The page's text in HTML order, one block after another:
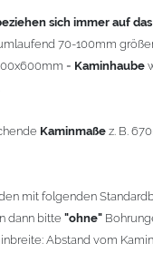
Höhe 450mm geliefert
Kaminkopfabdeckung
sich immer auf
70-100mm
= Kaminhaube
Kaminmaße z. B.
mit folgenden
dann bitte "ohne"
Abstand vom